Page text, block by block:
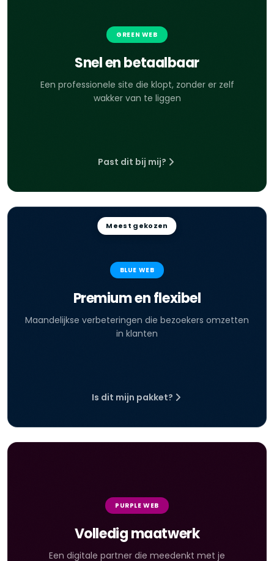
GREEN WEB
Snel en betaalbaar
Een professionele site die klopt, zonder er zelf
wakker van te liggen
Past dit bij mij?
Meest gekozen
BLUE WEB
Premium en flexibel
Maandelijkse verbeteringen die bezoekers omzetten
in klanten
Is dit mijn pakket?
PURPLE WEB
Volledig maatwerk
Een digitale partner die meedenkt met je